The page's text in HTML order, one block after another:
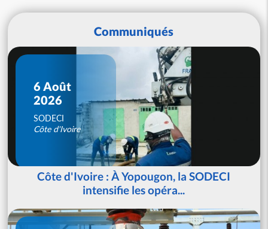
Communiqués
6 Août
2026
SODECI
Côte d'Ivoire
Côte d'Ivoire : À Yopougon, la SODECI
intensifie les opéra...